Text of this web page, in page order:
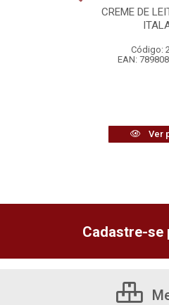
CREME DE
Código:
EAN:
Ver
Cadastre-se